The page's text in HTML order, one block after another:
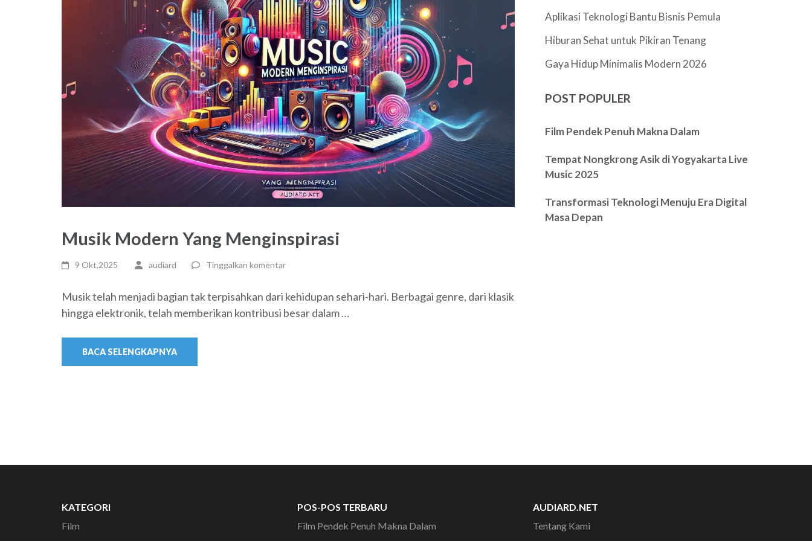
Musik Modern Yang Menginspirasi
9 Okt,2025 audiard Tinggalkan komentar
Musik telah menjadi bagian tak terpisahkan dari kehidupan sehari-hari. Berbagai genre, dari klasik
hingga elektronik, telah memberikan kontribusi besar dalam …
BACA SELENGKAPNYA
Aplikasi Teknologi Bantu Bisnis Pemula
Hiburan Sehat untuk Pikiran Tenang
Gaya Hidup Minimalis Modern 2026
POST POPULER
Film Pendek Penuh Makna Dalam
Tempat Nongkrong Asik di Yogyakarta Live
Music 2025
Transformasi Teknologi Menuju Era Digital
Masa Depan
KATEGORI
Film
POS-POS TERBARU
Film Pendek Penuh Makna Dalam
AUDIARD.NET
Tentang Kami